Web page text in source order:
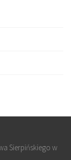
Sierpińskiego w